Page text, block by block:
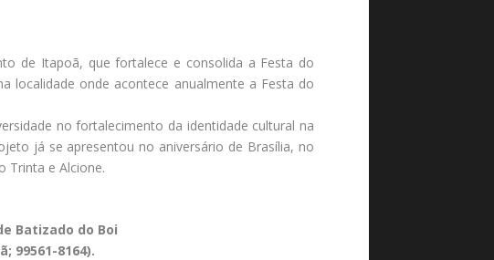
de Itapoã, que fortalece e consolida a Festa do
localidade onde acontece anualmente a Festa do
no fortalecimento da identidade cultural na
já se apresentou no aniversário de Brasília, no
Trinta e Alcione.
Batizado do Boi
99561-8164).